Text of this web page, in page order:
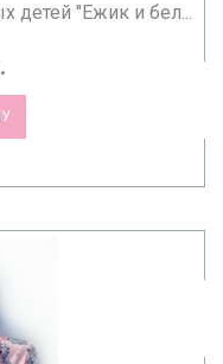
детей "Ежик и бел...